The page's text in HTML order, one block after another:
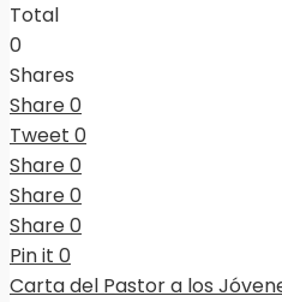
Total
0
Shares
Share0
Tweet 0
Share0
Share0
Share0
Pin it 0
Carta del Pastor a los